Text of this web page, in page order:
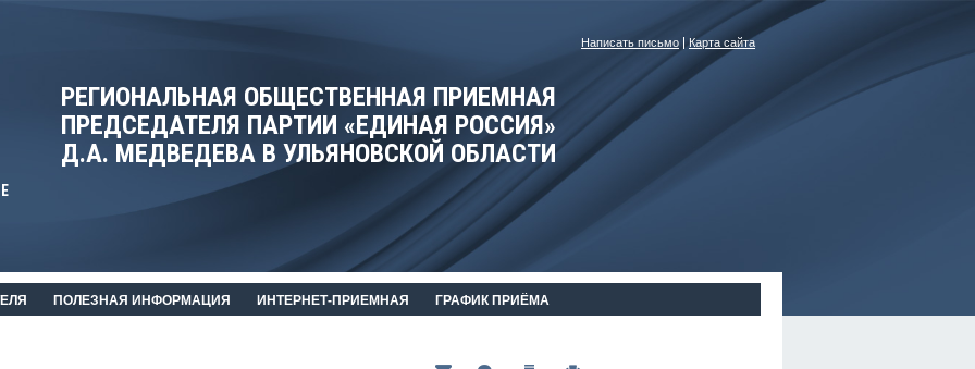
РЕГИОНАЛЬНАЯ ОБЩЕСТВЕННАЯ ПРИЕМНАЯ
ПРЕДСЕДАТЕЛЯ ПАРТИИ «ЕДИНАЯ РОССИЯ»
Д.А. МЕДВЕДЕВА В УЛЬЯНОВСКОЙ ОБЛАСТИ
Написать письмо Карта сайта
ПОЛЕЗНАЯ ИНФОРМАЦИЯ ИНТЕРНЕТ-ПРИЕМНАЯ ГРАФИК ПРИЁМА